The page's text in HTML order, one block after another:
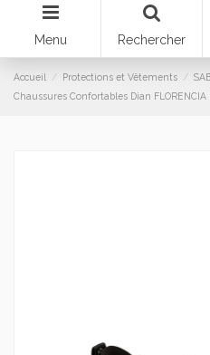
Menu Rechercher
Accueil Protections et Vêtements
Chaussures Confortables Dian FLORENCIA